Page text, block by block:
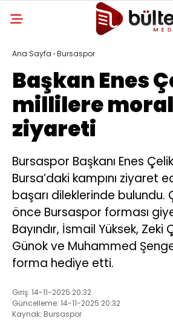
Ana Sayfa ›Bursaspor
Başkan Enes
millilere moral
ziyareti
Bursaspor Başkanı Enes
Bursa’daki kampını ziyaret
başarı dileklerinde bulundu.
önce Bursaspor forması
Bayındır, İsmail Yüksek, Zeki
Günok ve Muhammed
forma hediye etti.
Giriş: 14-11-2025 20:32
Güncelleme: 14-11-2025 20:32
Kaynak: Bursaspor